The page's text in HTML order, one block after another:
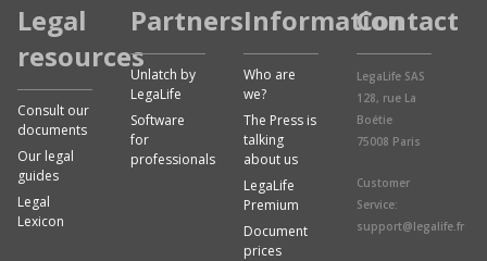
Legal
resources
Consult our
documents
Our legal
guides
Legal
Lexicon
Partners
Unlatch by
LegaLife
Software
for
professionals
Information
Who are
we?
The Press is
talking
about us
LegaLife
Premium
Document
prices
Contact
LegaLife SAS
128, rue La
Boétie
75008 Paris
Customer
Service:
support@legalife.fr